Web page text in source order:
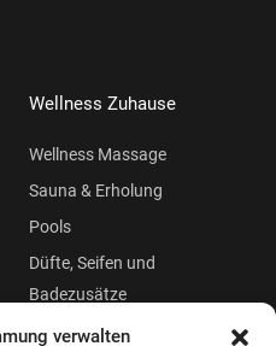
verwalten
Wellness Zuhause
Wellness Massage
Sauna & Erholung
Pools
Düfte, Seifen und
Badezusätze
Beauty